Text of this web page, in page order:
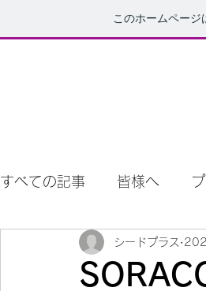
このホームページ
すべての記事 皆様へ
休耕地 農業 WIX
シードプラス